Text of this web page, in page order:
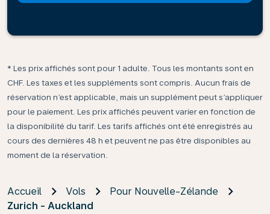
* Les prix affichés sont pour 1 adulte. Tous les montants sont en
CHF. Les taxes et les suppléments sont compris. Aucun frais de
réservation n’est applicable, mais un supplément peut s’appliquer
pour le paiement. Les prix affichés peuvent varier en fonction de
la disponibilité du tarif. Les tarifs affichés ont été enregistrés au
cours des dernières 48 h et peuvent ne pas être disponibles au
moment de la réservation.
Accueil Vols
Pour Nouvelle-Zélande
Zurich - Auckland